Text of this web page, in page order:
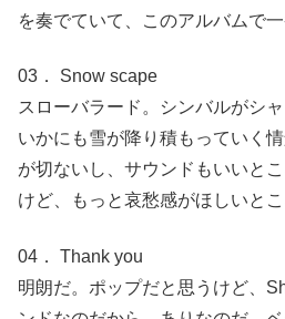
を奏でていて、このアルバムで
03． Snow scape
スローバラード。シンバルがシ
いかにも雪が降り積もっていく
が切ないし、サウンドもいいと
けど、もっと哀愁感がほしいとこ
04． Thank you
明朗だ。ポップだと思うけど、